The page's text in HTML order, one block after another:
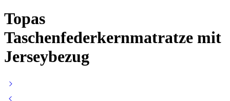
Topas
Taschenfederkernmatratze mit
Jerseybezug